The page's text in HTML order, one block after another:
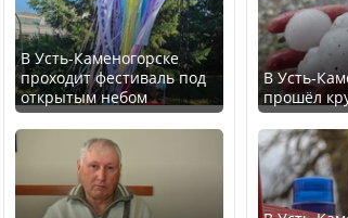
Минимальная зарплата,
алименты, экология — о
чем говорят с
избирателями
представители партий
Трамп
вступил в
В Усть-Каменогорске
проходит фестиваль под
открытым небом
В Усть-
прошёл